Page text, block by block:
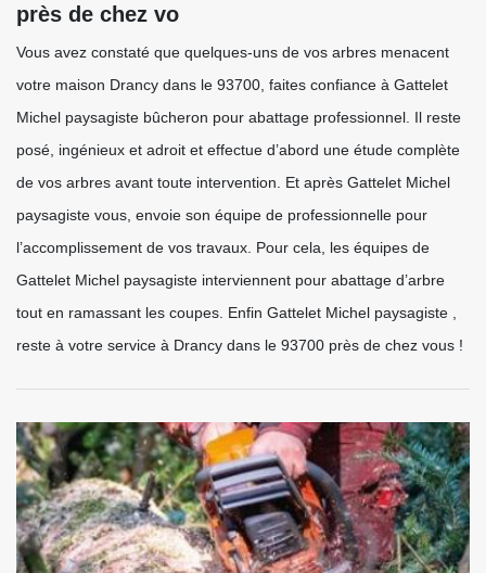
près de chez vo
Vous avez constaté que quelques-uns de vos arbres menacent
votre maison Drancy dans le 93700, faites confiance à Gattelet
Michel paysagiste bûcheron pour abattage professionnel. Il reste
posé, ingénieux et adroit et effectue d’abord une étude complète
de vos arbres avant toute intervention. Et après Gattelet Michel
paysagiste vous, envoie son équipe de professionnelle pour
l’accomplissement de vos travaux. Pour cela, les équipes de
Gattelet Michel paysagiste interviennent pour abattage d’arbre
tout en ramassant les coupes. Enfin Gattelet Michel paysagiste ,
reste à votre service à Drancy dans le 93700 près de chez vous !